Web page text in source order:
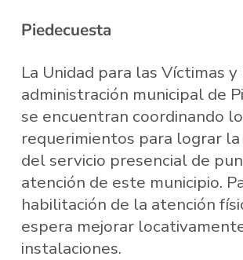
Piedecuesta
La Unidad para las Víctimas y
administración municipal de
se encuentran coordinando
requerimientos para lograr
del servicio presencial de
atención de este municipio.
habilitación de la atención
espera mejorar
instalaciones.